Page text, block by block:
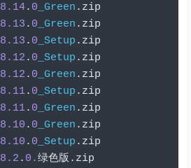
8.14. 0 _Green . zip
8.13 . 0 _Green . zip
8.13 . 0 _Setup . zip
8.12 . 0 _Setup . zip
8.12 . 0 _Green . zip
8.11. 0 _Setup . zip
8.11. 0 _Green . zip
8.10 . 0 _Green . zip
8.10 . 0 _Setup . zip
8.2 . 0.绿色版. zip